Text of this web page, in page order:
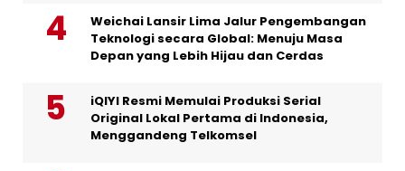
Weichai Lansir Lima Jalur Pengembangan
Teknologi secara Global: Menuju Masa
Depan yang Lebih Hijau dan Cerdas
iQIYI Resmi Memulai Produksi Serial
Original Lokal Pertama di Indonesia,
Menggandeng Telkomsel